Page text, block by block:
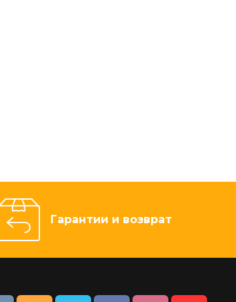
Гарантии и возврат